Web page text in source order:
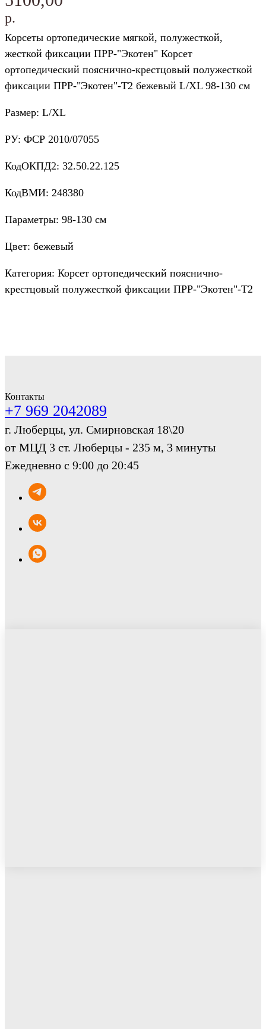
р.
Корсеты ортопедические мягкой, полужесткой,
жесткой фиксации ПРР-"Экотен" Корсет
ортопедический пояснично-крестцовый полужесткой
фиксации ПРР-"Экотен"-Т2 бежевый L/XL 98-130 см
Размер: L/XL
РУ: ФСР 2010/07055
КодОКПД2: 32.50.22.125
КодВМИ: 248380
Параметры: 98-130 см
Цвет: бежевый
Категория: Корсет ортопедический пояснично-
крестцовый полужесткой фиксации ПРР-"Экотен"-Т2
Контакты
+7 969 2042089
г. Люберцы, ул. Смирновская 18\20
от МЦД 3 ст. Люберцы - 235 м, 3 минуты
Ежедневно с 9:00 до 20:45